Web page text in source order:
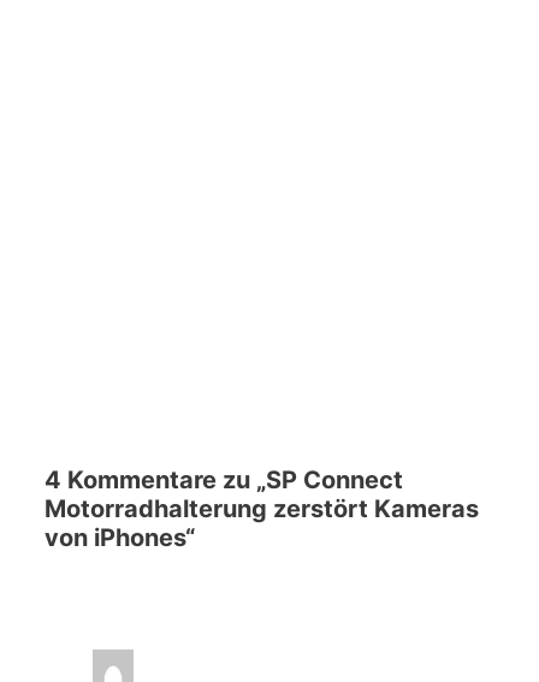
4 Kommentare zu „SP Connect
Motorradhalterung zerstört Kameras
von iPhones“